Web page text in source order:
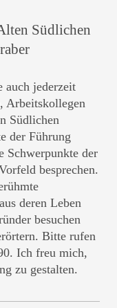
Südlichen
auch jederzeit
Arbeitskollegen
Südlichen
der Führung
Schwerpunkte der
besprechen.
deren Leben
besuchen
Bitte rufen
Ich freu mich,
zu gestalten.